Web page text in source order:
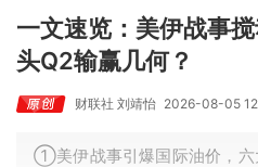
一文速览：美伊战事
头Q2输赢几何？
财联社 刘靖怡 2026-08-05
①美伊战事引爆国际油价，六